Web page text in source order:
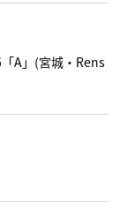
A」(宮城・Rens